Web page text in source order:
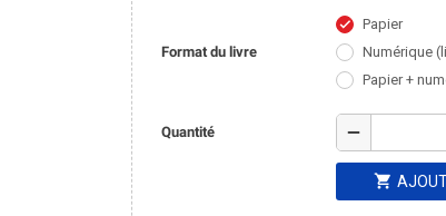
Format du livre
check
Papier
Numérique
Papier +
Quantité remove
shopping_cart